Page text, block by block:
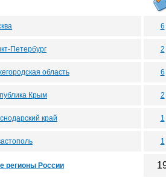
6
Петербург 2
область 6
Крым 2
край 1
1
регионы России